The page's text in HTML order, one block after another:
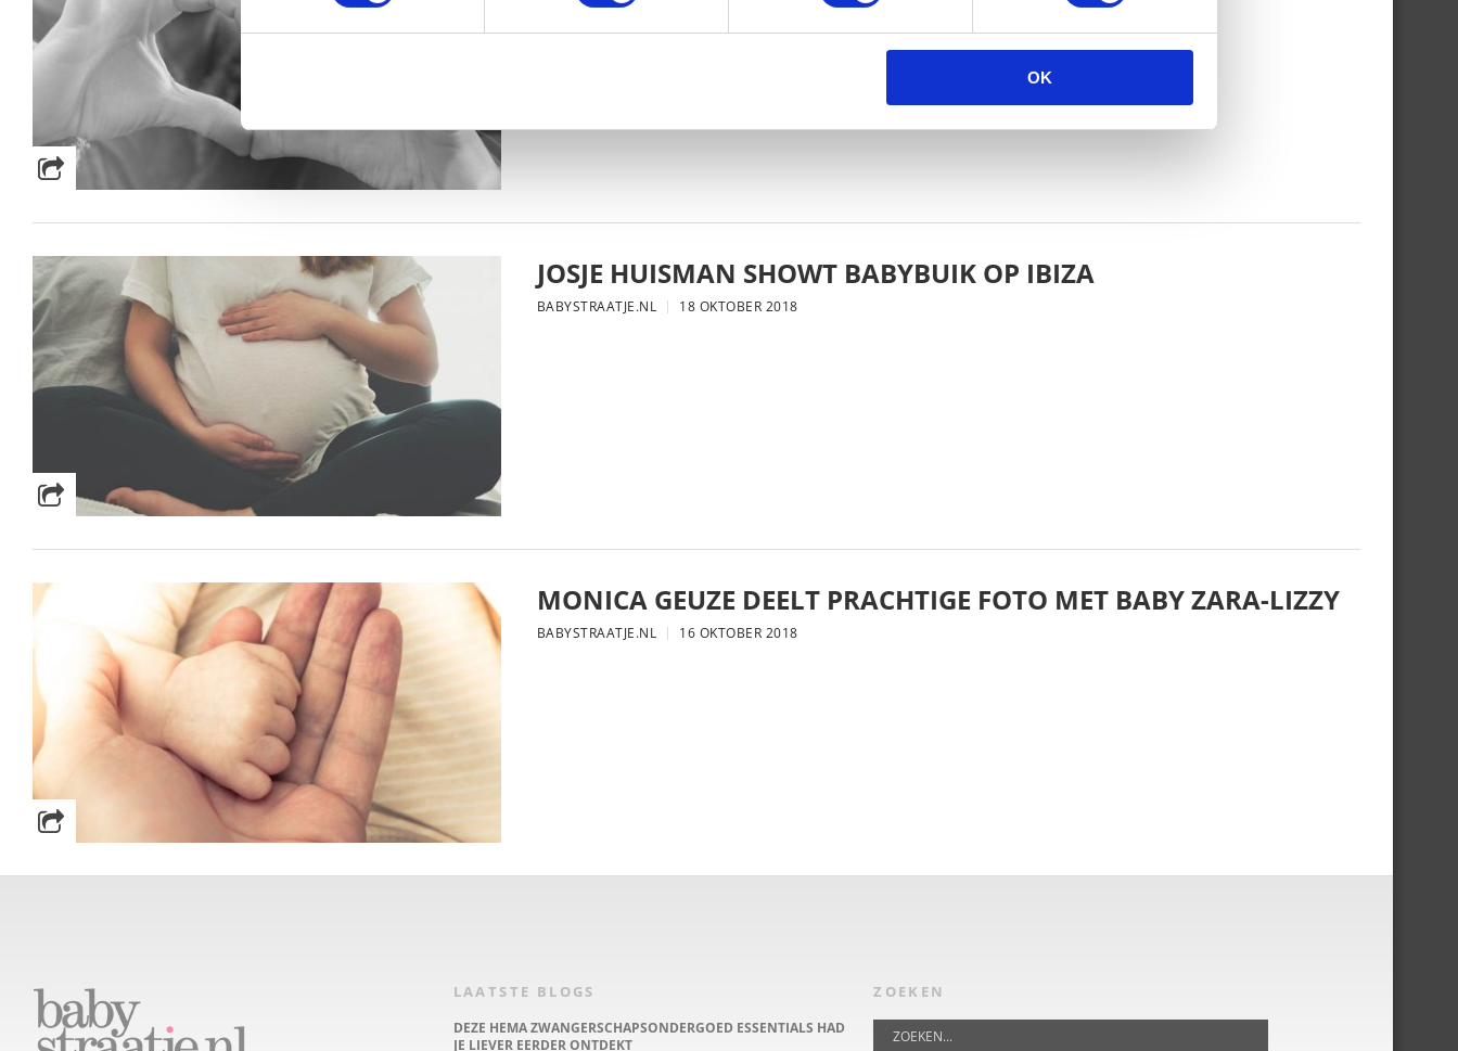
OK
BABYSTRAATJE.NL
JOSJE HUISMAN SHOWT BABYBUIK OP IBIZA
BABYSTRAATJE.NL 18 OKTOBER 2018
MONICA GEUZE DEELT PRACHTIGE FOTO MET BABY ZARA-LIZZY
BABYSTRAATJE.NL 16 OKTOBER 2018
LAATSTE BLOGS
DEZE HEMA ZWANGERSCHAPSONDERGOED ESSENTIALS HAD
JE LIEVER EERDER ONTDEKT
ZOEKEN